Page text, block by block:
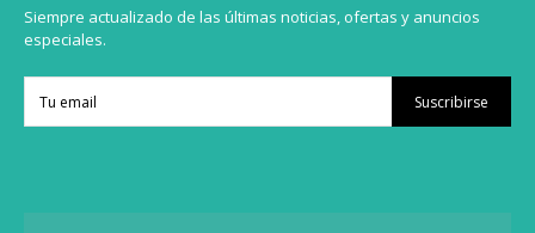
Siempre actualizado de las últimas noticias, ofertas y anuncios
especiales.
Suscribirse